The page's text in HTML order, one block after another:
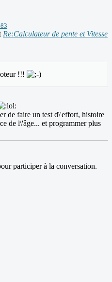
Re:Calculateur de pente et Vitesse
!!!
de faire un test d\'effort, histoire
de l\'âge... et programmer plus
participer à la conversation.